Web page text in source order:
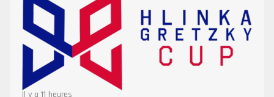
Il y a 11 heures